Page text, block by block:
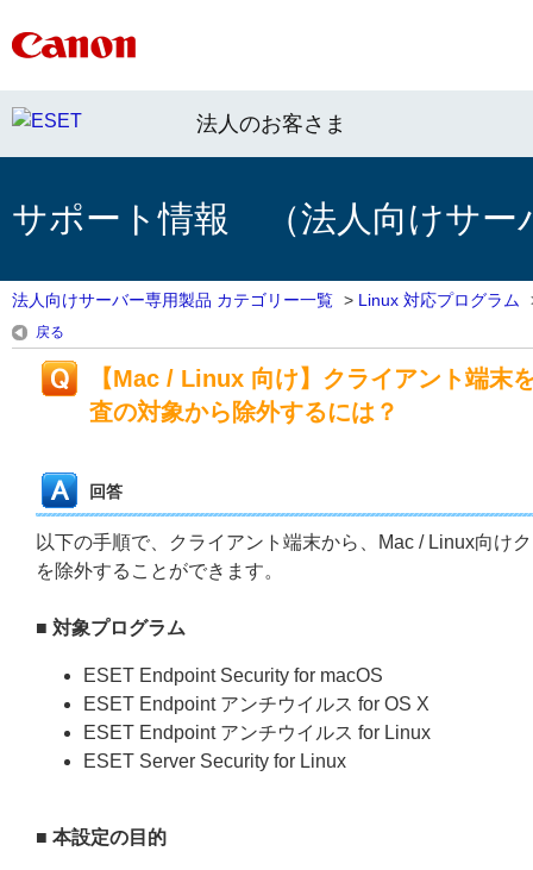
法人のお客さま
サポート情報 （法人向けサー
法人向けサーバー専用製品 カテゴリー一覧 > Linux 対応プログラム
戻る
【Mac / Linux 向け】クライアント端末
査の対象から除外するには？
回答
以下の手順で、クライアント端末から、Mac / Linux向け
を除外することができます。
■ 対象プログラム
ESET Endpoint Security for macOS
ESET Endpoint アンチウイルス for OS X
ESET Endpoint アンチウイルス for Linux
ESET Server Security for Linux
■ 本設定の目的